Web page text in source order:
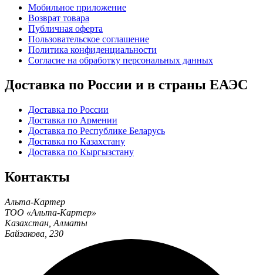
Мобильное приложение
Возврат товара
Публичная оферта
Пользовательское соглашение
Политика конфиденциальности
Согласие на обработку персональных данных
Доставка по России и в страны ЕАЭС
Доставка по России
Доставка по Армении
Доставка по Республике Беларусь
Доставка по Казахстану
Доставка по Кыргызстану
Контакты
Альта-Картер
ТОО «Альта-Картер»
Казахстан Алматы
Байзакова, 230